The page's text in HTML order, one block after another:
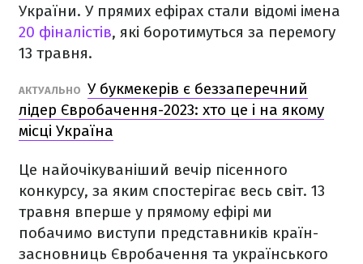
України. У прямих ефірах стали відомі імена
20 фіналістів, які боротимуться за перемогу
13 травня.
АКТУАЛЬНО У букмекерів є беззаперечний
лідер Євробачення-2023: хто це і на якому
місці Україна
Це найочікуваніший вечір пісенного
конкурсу, за яким спостерігає весь світ. 13
травня вперше у прямому ефірі ми
побачимо виступи представників країн-
засновниць Євробачення та українського